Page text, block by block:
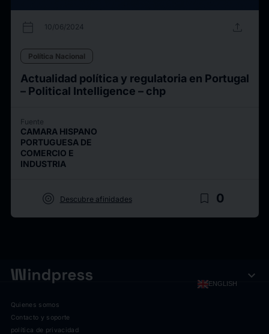
calendar_today 10/06/2024 upload
Política Nacional
Actualidad política y regulatoria en Portugal
– Political Intelligence – chp
Fuente
CAMARA HISPANO
PORTUGUESA DE
COMERCIO E
INDUSTRIA
target Descubre afinidades bookmark_border 0
ENGLISH expand_more
Quienes somos
Contacto y soporte
política de privacidad